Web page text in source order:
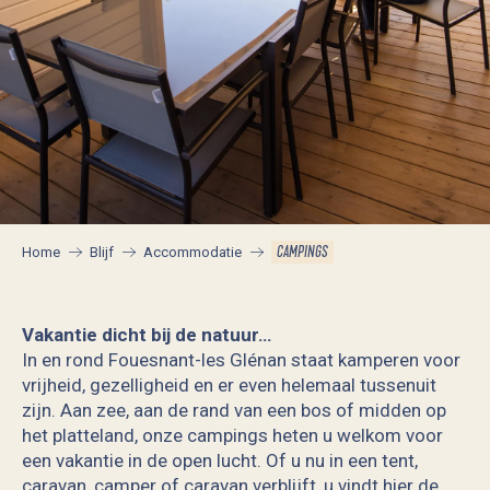
Home Blijf Accommodatie CAMPINGS
Vakantie dicht bij de natuur…
In en rond Fouesnant-les Glénan staat kamperen voor
vrijheid, gezelligheid en er even helemaal tussenuit
zijn. Aan zee, aan de rand van een bos of midden op
het platteland, onze campings heten u welkom voor
een vakantie in de open lucht. Of u nu in een tent,